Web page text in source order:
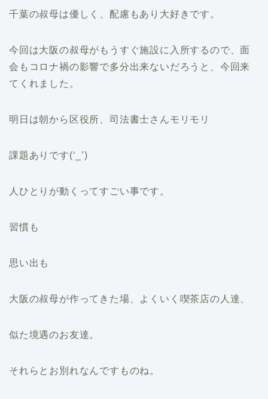
千葉の叔母は優しく、配慮もあり大好きです。
今回は大阪の叔母がもうすぐ施設に入所するので、面
会もコロナ禍の影響で多分出来ないだろうと、今回来
てくれました。
明日は朝から区役所、司法書士さんモリモリ
課題ありです(‘_’)
人ひとりが動くってすごい事です。
習慣も
思い出も
大阪の叔母が作ってきた場、よくいく喫茶店の人達、
似た境遇のお友達。
それらとお別れなんですものね。